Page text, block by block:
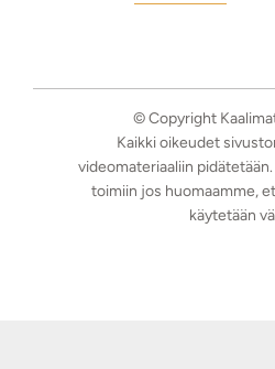
© Copyright
Kaikki oikeudet
videomateriaaliin
toimiin jos huomaamme,
käytetään